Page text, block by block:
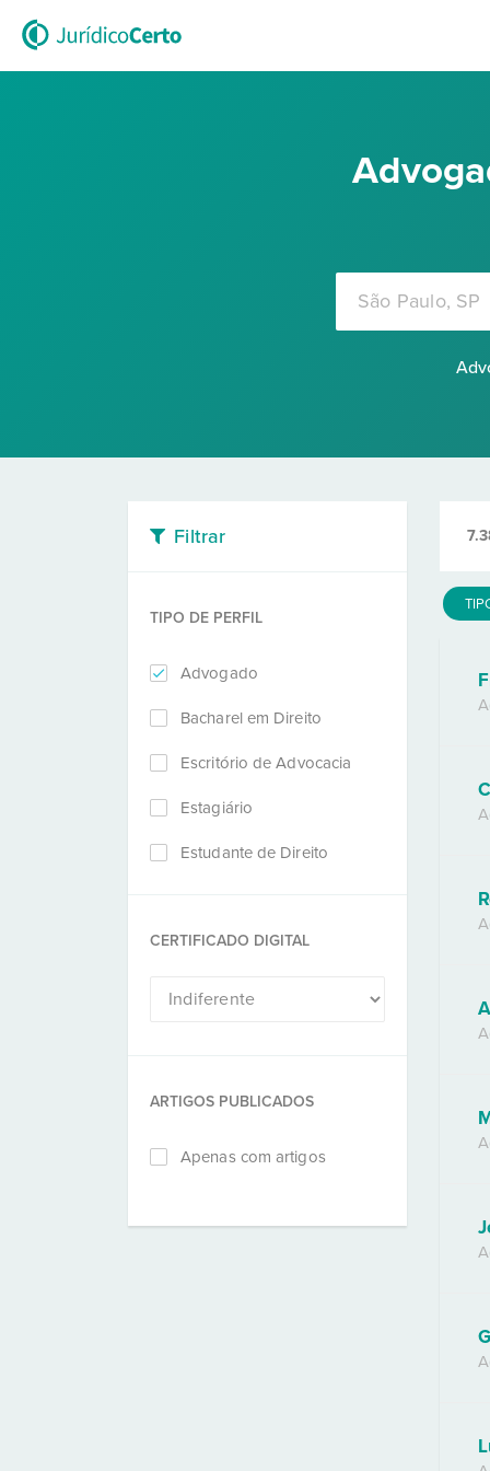
Filtrar
TIPO DE PERFIL
Advogado
Bacharel em Direito
Escritório de Advocacia
Estagiário
Estudante de Direito
CERTIFICADO DIGITAL
ARTIGOS PUBLICADOS
Apenas com artigos